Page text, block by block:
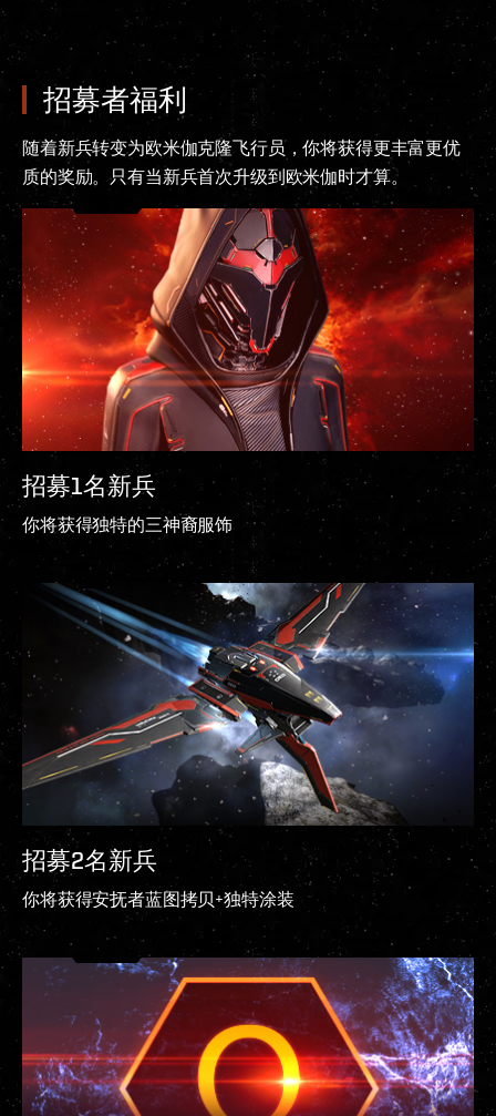
招募者福利
随着新兵转变为欧米伽克隆飞行员，你将获得更丰富更优
质的奖励。只有当新兵首次升级到欧米伽时才算。
招募1名新兵
你将获得独特的三神裔服饰
招募2名新兵
你将获得安抚者蓝图拷贝+独特涂装